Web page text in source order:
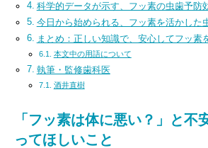
科学的データが示す、フッ素の虫歯予防
今日から始められる、フッ素を活かした
まとめ：正しい知識で、安心してフッ素
本文中の用語について
執筆・監修歯科医
酒井直樹
「フッ素は体に悪い？」と不
ってほしいこと